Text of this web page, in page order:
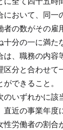
において、同一
者の数がその雇
十分の一に満た
は、職務の内容
区分と合わせて
できること。
のいずれかに該
直近の事業年度
性労働者の割合